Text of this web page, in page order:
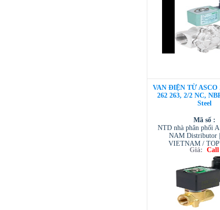
/ TESCOM
VAN ĐIỆN TỪ ASCO
262 263, 2/2 NC,
Steel
Mã số :
NTD nhà phân phối
NAM Distributor
VIETNAM /
VIETNAM /
/ TESCOM
Giá: Call